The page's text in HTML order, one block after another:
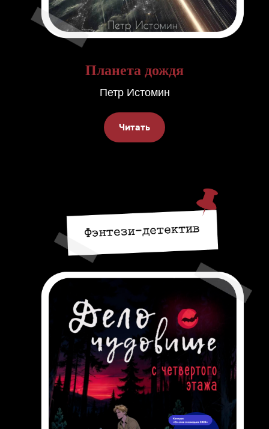
Планета дождя
Петр Истомин
Читать